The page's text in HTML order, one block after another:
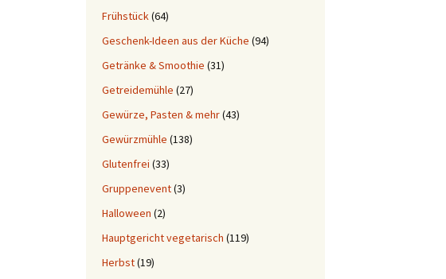
Frühstück(64)
Geschenk-Ideen aus der Küche (94)
Getränke & Smoothie (31)
Getreidemühle (27)
Gewürze, Pasten & mehr(43)
Gewürzmühle (138)
Glutenfrei (33)
Gruppenevent(3)
Halloween (2)
Hauptgericht vegetarisch (119)
Herbst(19)